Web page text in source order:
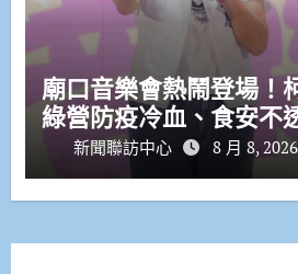
廟口音樂會熱鬧登場！
綠營防疫冷血、食安不
新聞聯訪中心 8 月 8, 2026